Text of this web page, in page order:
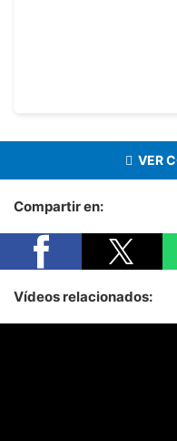
VER
Compartir en:
Vídeos relacionados: